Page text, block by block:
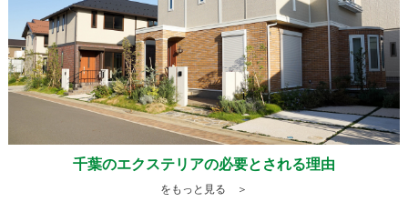
千葉のエクステリアの必要とされる理由
をもっと見る ＞